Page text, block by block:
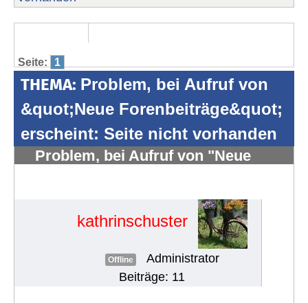
Seite: 1
THEMA: Problem, bei Aufruf von
&quot;Neue Forenbeiträge&quot;
erscheint: Seite nicht vorhanden
Problem, bei Aufruf von "Neue
kathrinschuster
Offline
Administrator
Beiträge: 11